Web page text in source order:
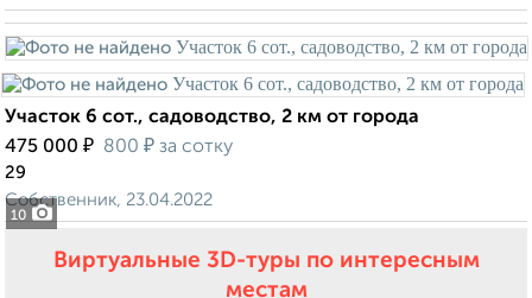
10
Участок 6 сот., садоводство, 2 км от города
475 000 ₽ 800 ₽ за сотку
29
Собственник, 23.04.2022
Виртуальные 3D-туры по интересным
местам